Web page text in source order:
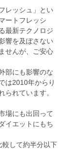
レッシュ」とい
ートフレッシ
最新テクノロジ
響を及ぼさない
せんが、ご安心
部にも影響のな
は2010年からり
られています。
場にも出回って
イエットにもち
較して約半分以下